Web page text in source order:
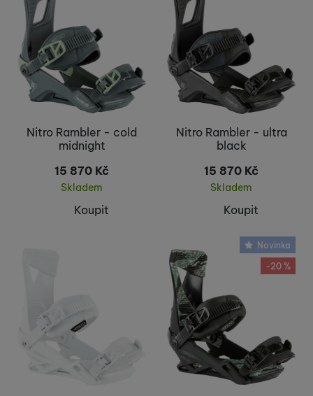
Nitro Rambler - cold
midnight
15 870 Kč
Skladem
Koupit
Nitro Rambler - ultra
black
15 870 Kč
Skladem
Koupit
Novinka
-20 %